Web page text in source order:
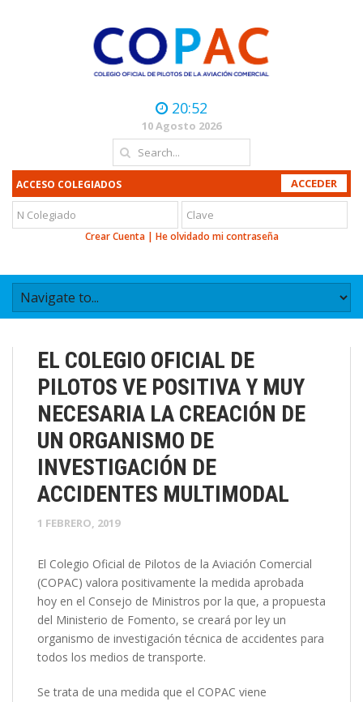
20:52
10 Agosto 2026
ACCESO COLEGIADOS
Crear Cuenta| He olvidado mi contraseña
EL COLEGIO OFICIAL DE
PILOTOS VE POSITIVA Y MUY
NECESARIA LA CREACIÓN DE
UN ORGANISMO DE
INVESTIGACIÓN DE
ACCIDENTES MULTIMODAL
1 FEBRERO, 2019
El Colegio Oficial de Pilotos de la Aviación Comercial
(COPAC) valora positivamente la medida aprobada
hoy en el Consejo de Ministros por la que, a propuesta
del Ministerio de Fomento, se creará por ley un
organismo de investigación técnica de accidentes para
todos los medios de transporte.
Se trata de una medida que el COPAC viene